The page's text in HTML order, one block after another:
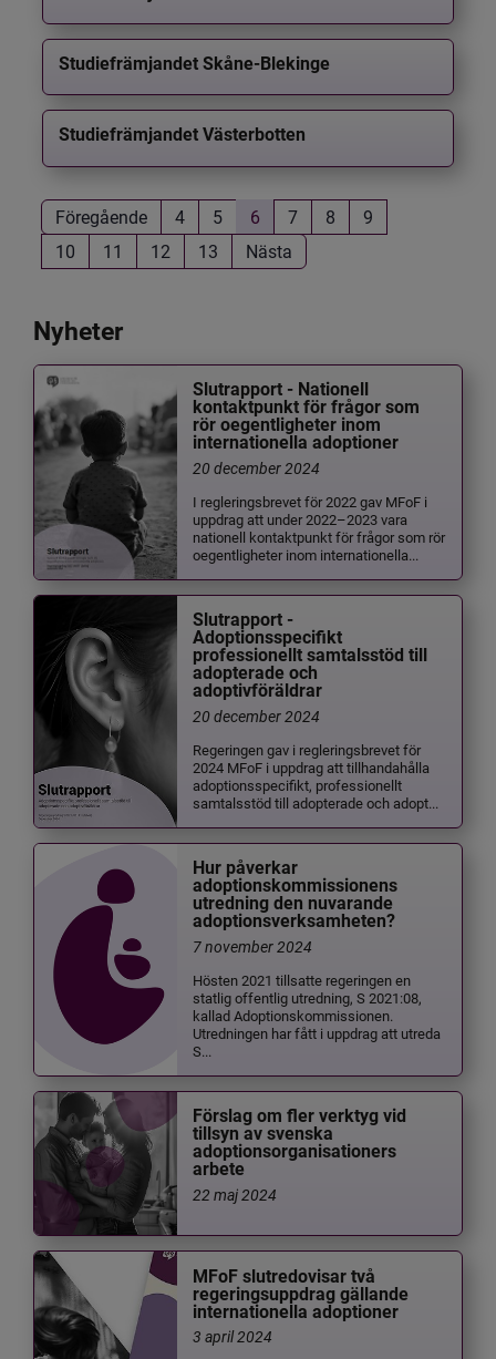
Studiefrämjandet Skåne-Blekinge
Studiefrämjandet Västerbotten
Föregående 4 5 6 7 8
9
10
11 12 13 Nästa
Nyheter
Slutrapport - Nationell
kontaktpunkt för frågor som
rör oegentligheter inom
internationella adoptioner
20 december 2024
I regleringsbrevet för 2022 gav MFoF i
uppdrag att under 2022–2023 vara
nationell kontaktpunkt för frågor som rör
oegentligheter inom internationella...
Slutrapport -
Adoptionsspecifikt
professionellt samtalsstöd till
adopterade och
adoptivföräldrar
20 december 2024
Regeringen gav i regleringsbrevet för
2024 MFoF i uppdrag att tillhandahålla
adoptionsspecifikt, professionellt
samtalsstöd till adopterade och adopt...
Hur påverkar
adoptionskommissionens
utredning den nuvarande
adoptionsverksamheten?
7 november 2024
Hösten 2021 tillsatte regeringen en
statlig offentlig utredning, S 2021:08,
kallad Adoptionskommissionen.
Utredningen har fått i uppdrag att utreda
S...
Förslag om fler verktyg vid
tillsyn av svenska
adoptionsorganisationers
arbete
22 maj 2024
MFoF slutredovisar två
regeringsuppdrag gällande
internationella adoptioner
3 april 2024